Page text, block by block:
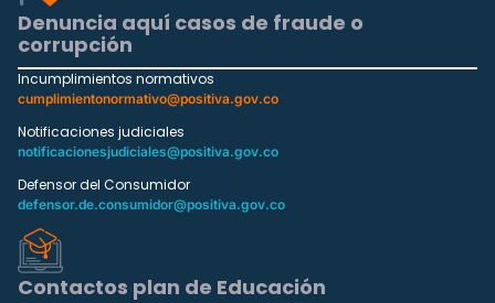
Denuncia aquí casos de fraude o
corrupción
Incumplimientos normativos
cumplimientonormativo@positiva.gov.co
Notificaciones judiciales
notificacionesjudiciales@positiva.gov.co
Defensor del Consumidor
defensor.de.consumidor@positiva.gov.co
Contactos plan de Educación